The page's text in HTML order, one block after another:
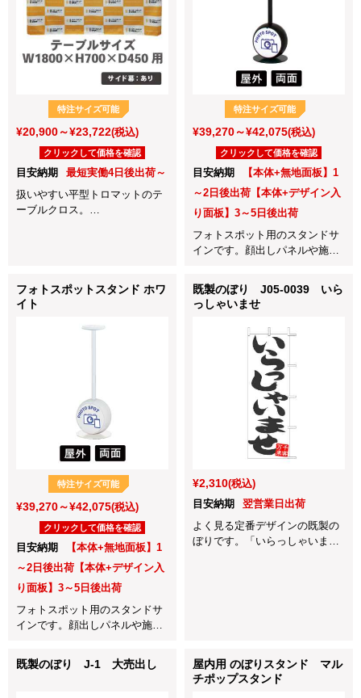
特注サイズ可能
¥20,900～¥23,722(税込)
クリックして価格を確認
目安納期
最短実働4日後出荷～
扱いやすい平型トロマットのテ
ーブルクロス。
特注サイズ可能
¥39,270～¥42,075(税込)
クリックして価格を確認
目安納期
【本体+無地面板】1
～2日後出荷【本体+デザイン入
り面板】3～5日後出荷
フォトスポット用のスタンドサ
インです。顔出しパネルや施設
設置におすすめです。
フォトスポットスタンド ホワ
イト
特注サイズ可能
¥39,270～¥42,075(税込)
クリックして価格を確認
目安納期
【本体+無地面板】1
～2日後出荷【本体+デザイン入
り面板】3～5日後出荷
フォトスポット用のスタンドサ
インです。顔出しパネルや施設
設置におすすめです。
既製のぼり J05-0039 いら
っしゃいませ
¥2,310(税込)
目安納期
翌営業日出荷
よく見る定番デザインの既製の
ぼりです。「いらっしゃいま
既製のぼり J-1 大売出し
屋内用 のぼりスタンド マル
チポップスタンド